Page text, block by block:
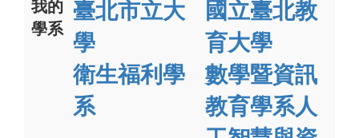
我的
學系
臺北市立大
學
衛生福利學
系
國立臺北教
育大學
數學暨資訊
教育學系人